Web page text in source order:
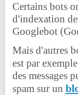
Certains bots
d'indexation
Googlebot
Mais d'autres
est par
des messages
spam sur un